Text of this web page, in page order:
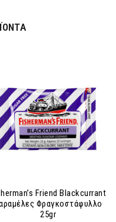
Friend Blackcurrant
Φραγκοστάφυλλο
25gr